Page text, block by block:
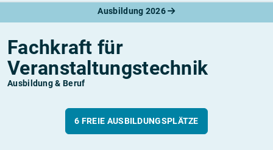
Ausbildung 2026
Fachkraft für
Veranstaltungstechnik
Ausbildung & Beruf
6 FREIE AUSBILDUNGSPLÄTZE